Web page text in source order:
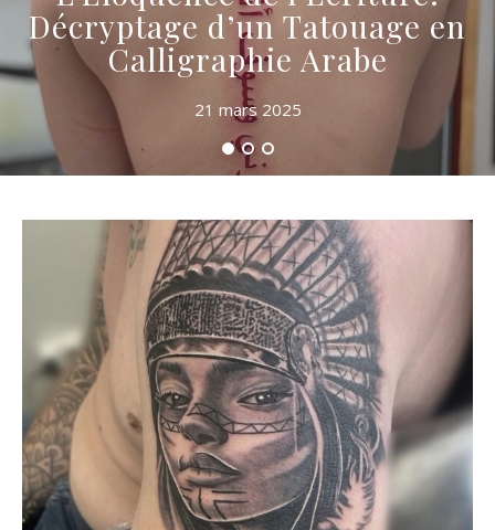
Décryptage d’un Tatouage en
Calligraphie Arabe
21 mars 2025